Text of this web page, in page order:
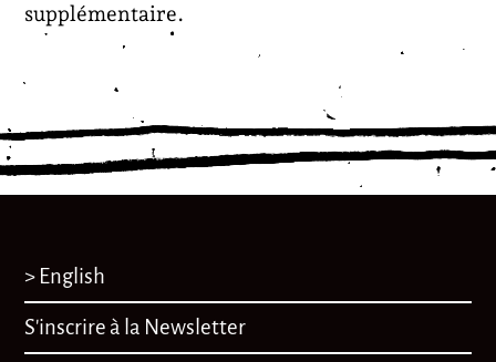
supplémentaire.
> English
S'inscrire à la Newsletter